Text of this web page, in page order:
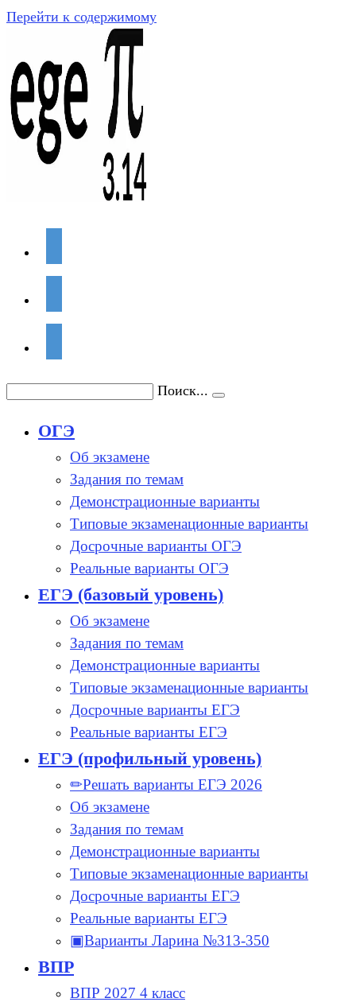
Перейти к содержимому
Поиск...
ОГЭ
Об экзамене
Задания по темам
Демонстрационные варианты
Типовые экзаменационные варианты
Досрочные варианты ОГЭ
Реальные варианты ОГЭ
ЕГЭ (базовый уровень)
Об экзамене
Задания по темам
Демонстрационные варианты
Типовые экзаменационные варианты
Досрочные варианты ЕГЭ
Реальные варианты ЕГЭ
ЕГЭ (профильный уровень)
✏Решать варианты ЕГЭ 2026
Об экзамене
Задания по темам
Демонстрационные варианты
Типовые экзаменационные варианты
Досрочные варианты ЕГЭ
Реальные варианты ЕГЭ
▣Варианты Ларина №313-350
ВПР
ВПР 2027 4 класс